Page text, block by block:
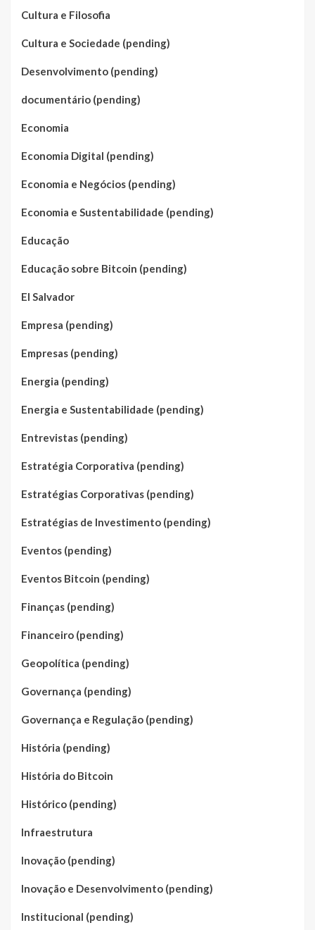
Cultura e Filosofia
Cultura e Sociedade (pending)
Desenvolvimento (pending)
documentário (pending)
Economia
Economia Digital (pending)
Economia e Negócios (pending)
Economia e Sustentabilidade (pending)
Educação
Educação sobre Bitcoin (pending)
El Salvador
Empresa (pending)
Empresas (pending)
Energia (pending)
Energia e Sustentabilidade (pending)
Entrevistas (pending)
Estratégia Corporativa (pending)
Estratégias Corporativas (pending)
Estratégias de Investimento (pending)
Eventos (pending)
Eventos Bitcoin (pending)
Finanças (pending)
Financeiro (pending)
Geopolítica (pending)
Governança (pending)
Governança e Regulação (pending)
História (pending)
História do Bitcoin
Histórico (pending)
Infraestrutura
Inovação (pending)
Inovação e Desenvolvimento (pending)
Institucional (pending)